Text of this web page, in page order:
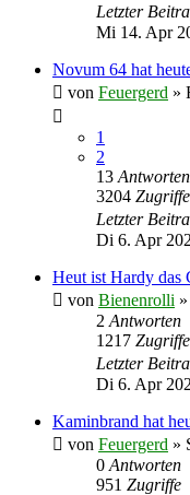
Letzter
Mi 14. Apr
Novum 64 hat
von Feuergerd »
1
2
13 Antworten
3204 Zugriffe
Letzter
Di 6. Apr
Heut ist Hardy das
von Bienenrolli »
2 Antworten
1217 Zugriffe
Letzter
Di 6. Apr
Kaminbrand hat
von Feuergerd »
0 Antworten
951 Zugriffe